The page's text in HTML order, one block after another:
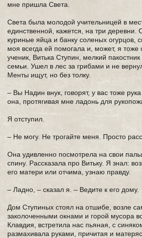
мне пришла Света.
Света была молодой учительницей в
единственной, кажется, на три деревни.
куриные яйца и банку соленых огурцов,
моя всегда ей помогала и, может, я тоже
ученик, Витька Ступин, мелкий
семьи. Ушел в лес за грибами и не
Менты ищут, но без толку.
– Вы Надин внук, говорят, у вас тоже рука
она, протягивая мне ладонь для
Я отступил.
– Не могу. Не трогайте меня. Просто
Она удивленно посмотрела на свои
спину. Рассказала про Витьку. Я знал:
его матери или отчима, узнаю правду.
– Ладно, – сказал я. – Ведите к его дому.
Дом Ступиных стоял на отшибе, возле
заколоченными окнами и горой мусора
Клавдия, встретила нас пьяная, с
размахивала руками, причитая и